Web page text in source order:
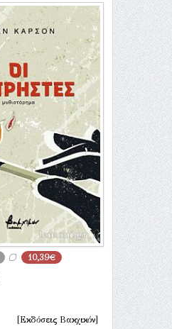
10,39€
[Εκδόσεις Βακχικόν]